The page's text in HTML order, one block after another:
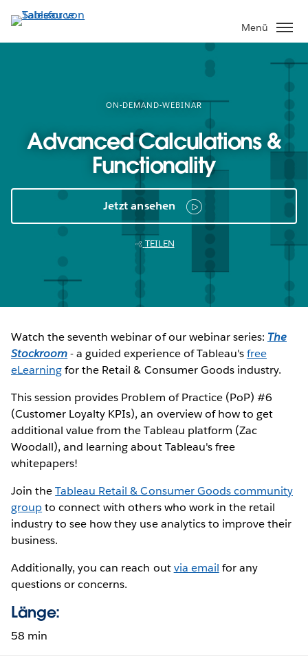
Direkt
zum
Inhalt
Menü
ON-DEMAND-WEBINAR
Advanced Calculations &
Functionality
Jetzt ansehen
TEILEN
Watch the seventh webinar of our webinar series: The
Stockroom- a guided experience of Tableau'sfree
eLearningfor the Retail & Consumer Goods industry.
This session provides Problem of Practice (PoP) #6
(Customer Loyalty KPIs), an overview of how to get
additional value from the Tableau platform (Zac
Woodall), and learning about Tableau's free
whitepapers!
Join theTableau Retail & Consumer Goods community
groupto connect with others who work in the retail
industry to see how they use analytics to improve their
business.
Additionally, you can reach outvia email for any
questions or concerns.
Länge:
58 min